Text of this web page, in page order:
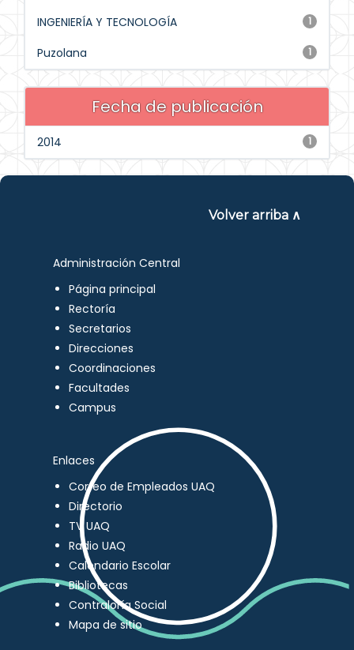
1
INGENIERÍA Y TECNOLOGÍA
1
Puzolana
Fecha de publicación
1
2014
Volver arriba ∧
Administración Central
Página principal
Rectoría
Secretarios
Direcciones
Coordinaciones
Facultades
Campus
Enlaces
Correo de Empleados UAQ
Directorio
TV UAQ
Radio UAQ
Calendario Escolar
Bibliotecas
Contraloría Social
Mapa de sitio